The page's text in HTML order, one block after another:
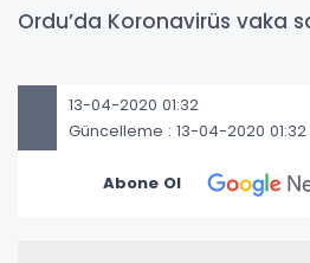
Ordu’da Koronavirüs vaka
13-04-2020 01:32
Güncelleme : 13-04-2020 01:32
Abone Ol